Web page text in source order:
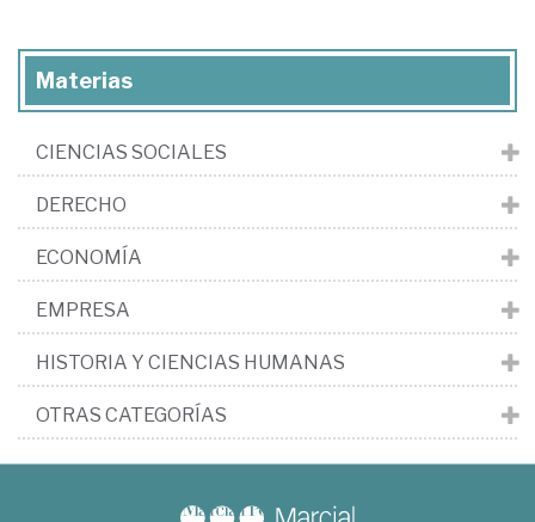
Materias
CIENCIAS SOCIALES
DERECHO
ECONOMÍA
EMPRESA
HISTORIA Y CIENCIAS HUMANAS
OTRAS CATEGORÍAS